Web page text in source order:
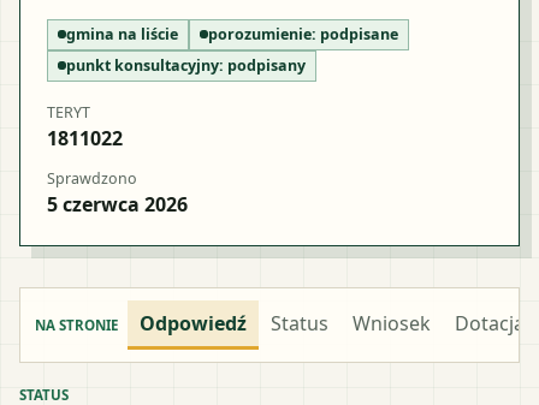
gmina na liście porozumienie: podpisane
punkt konsultacyjny: podpisany
TERYT
1811022
Sprawdzono
5 czerwca 2026
NA STRONIE Odpowiedź Status Wniosek Dotacja
STATUS